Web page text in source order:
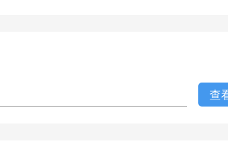
查